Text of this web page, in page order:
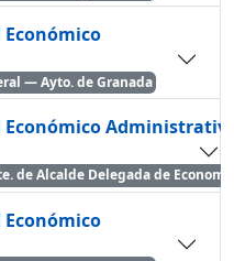
— Ayto. de Granada
Económico
de Alcalde Delegada de